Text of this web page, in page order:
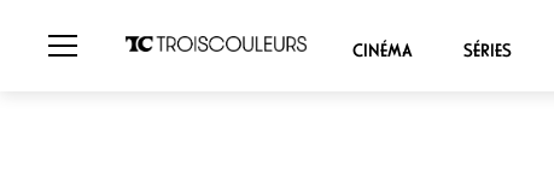
CINÉMA SÉRIES